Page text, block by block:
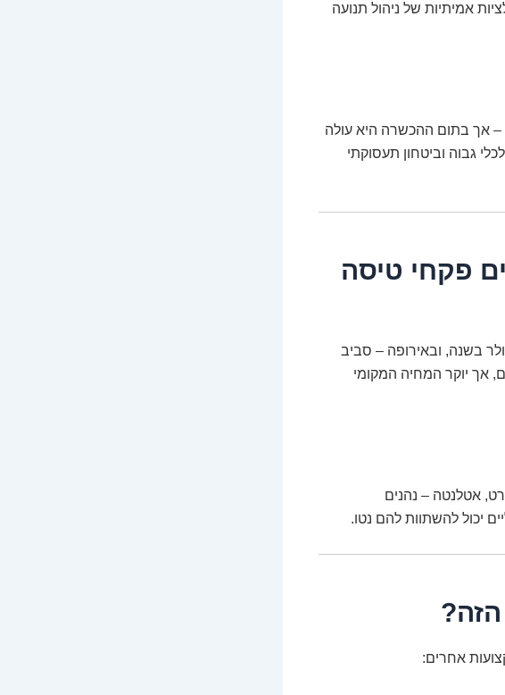
אמיתיות של ניהול תנועה
ההכשרה המשכורת נמוכה יותר – באזור 8,000–9,000 ₪ – אך בתום ההכשרה היא עולה
גבוה וביטחון תעסוקתי
פקחי טיסה
למשל, פקח טיסה מנוסה יכול להרוויח סביב 130,000 דולר בשנה, ובאירופה – סביב
אך יוקר המחיה המקומי
אטלנטה – נהנים
יכול להשתוות להם נטו.
אחרים: